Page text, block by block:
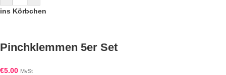
ins Körbchen
Pinchklemmen 5er Set
€5.00 MvSt